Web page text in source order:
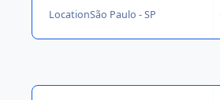
LocationSão Paulo - SP